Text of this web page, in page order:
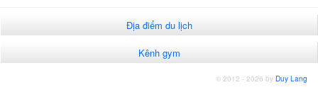
Địa điểm du lịch
Kênh gym
© 2012 - 2026 by Duy Lang